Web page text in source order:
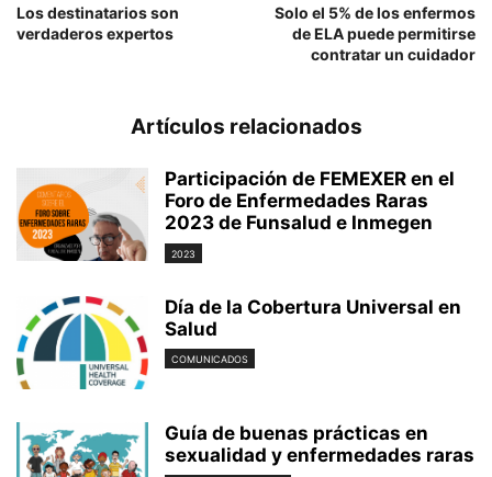
Los destinatarios son
verdaderos expertos
Solo el 5% de los enfermos
de ELA puede permitirse
contratar un cuidador
Artículos relacionados
Participación de FEMEXER en el
Foro de Enfermedades Raras
2023 de Funsalud e Inmegen
2023
Día de la Cobertura Universal en
Salud
COMUNICADOS
Guía de buenas prácticas en
sexualidad y enfermedades raras